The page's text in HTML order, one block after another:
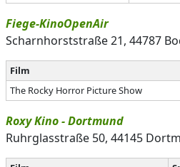
Fiege-KinoOpenAir
Scharnhorststraße 21, 44787
Film
The Rocky Horror Picture Show
Roxy Kino - Dortmund
Ruhrglasstraße 50, 44145